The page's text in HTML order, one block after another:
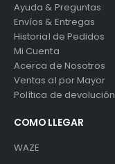
Ayuda & Preguntas
Envíos & Entregas
Historial de Pedidos
Mi Cuenta
Acerca de Nosotros
Ventas al por Mayor
Política de
COMO LLEGAR
WAZE